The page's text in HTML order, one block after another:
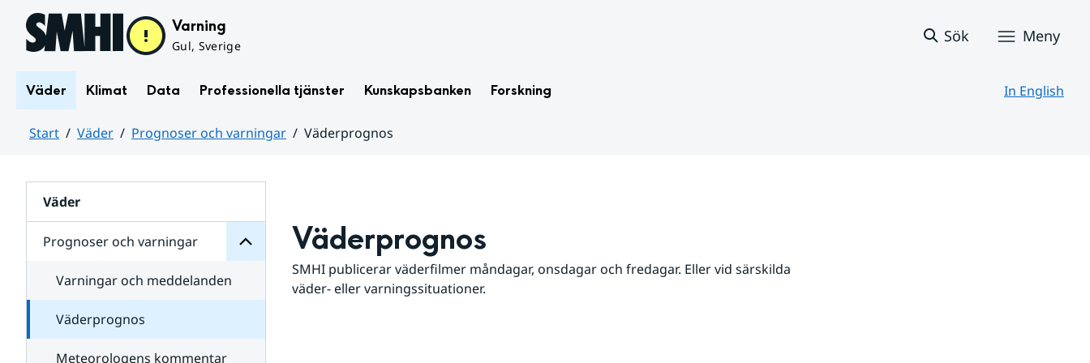
Hoppa till sidans innehåll Varning
Gul, Sverige
Sök Meny
Väder Klimat Data Professionella tjänster Kunskapsbanken Forskning In English
Start Väder Prognoser och varningar
Väderprognos
Väder
Prognoser och varningar
för
varningar
Varningar och meddelanden
Väderprognos
Meteorologens kommentar
Väderprognos
SMHI publicerar väderfilmer måndagar, onsdagar och fredagar. Eller vid särskilda
väder- eller varningssituationer.